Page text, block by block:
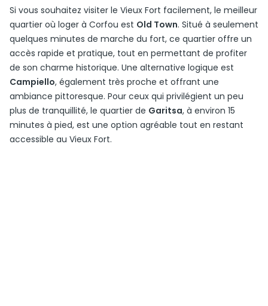
Si vous souhaitez visiter le Vieux Fort facilement, le meilleur
quartier où loger à Corfou est Old Town. Situé à seulement
quelques minutes de marche du fort, ce quartier offre un
accès rapide et pratique, tout en permettant de profiter
de son charme historique. Une alternative logique est
Campiello, également très proche et offrant une
ambiance pittoresque. Pour ceux qui privilégient un peu
plus de tranquillité, le quartier de Garitsa, à environ 15
minutes à pied, est une option agréable tout en restant
accessible au Vieux Fort.